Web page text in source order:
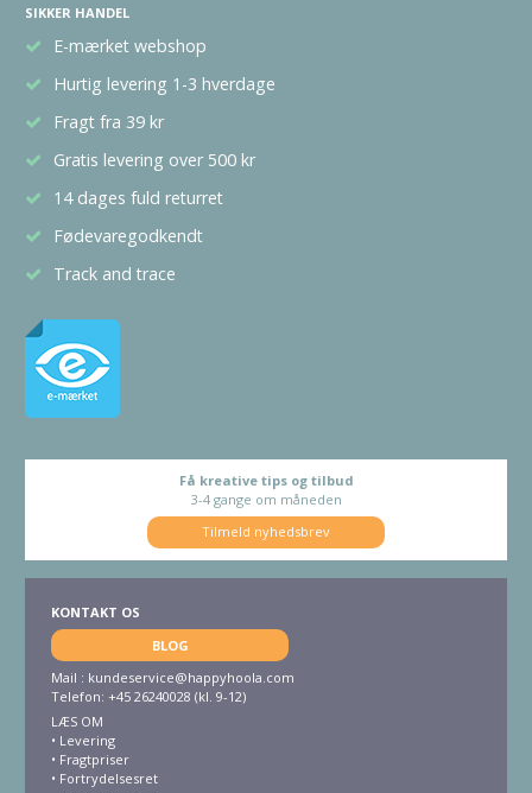
SIKKER HANDEL
E-mærket webshop
Hurtig levering 1-3 hverdage
Fragt fra 39 kr
Gratis levering over 500 kr
14 dages fuld returret
Fødevaregodkendt
Track and trace
Få kreative tips og tilbud
3-4 gange om måneden
Tilmeld nyhedsbrev
KONTAKT OS
BLOG
Mail : kundeservice@happyhoola.com
Telefon: +45 26240028 (kl. 9-12)
LÆS OM
• Levering
• Fragtpriser
• Fortrydelsesret